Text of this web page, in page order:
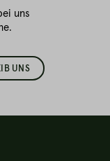
uns
UNS